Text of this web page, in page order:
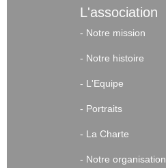
L'association
- Notre mission
- Notre histoire
- L'Equipe
- Portraits
- La Charte
- Notre organisation